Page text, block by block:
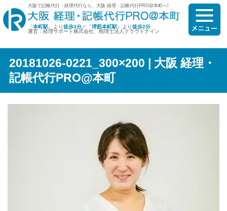
大阪で記帳代行・経理代行なら、大阪 経理・記帳代行PRO@本町へ!
「本町駅 」より徒歩3分／「堺筋本町駅 」より徒歩2分
運営：経理サポート株式会社、税理士法人クラウドナイン
20181026-0221_300×200 | 大阪 経理・
記帳代行PRO@本町